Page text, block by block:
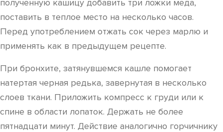
полученную кашицу добавить три ложки меда,
поставить в теплое место на несколько часов.
Перед употреблением отжать сок через марлю и
применять как в предыдущем рецепте.
При бронхите, затянувшемся кашле помогает
натертая черная редька, завернутая в несколько
слоев ткани. Приложить компресс к груди или к
спине в области лопаток. Держать не более
пятнадцати минут. Действие аналогично горчичнику